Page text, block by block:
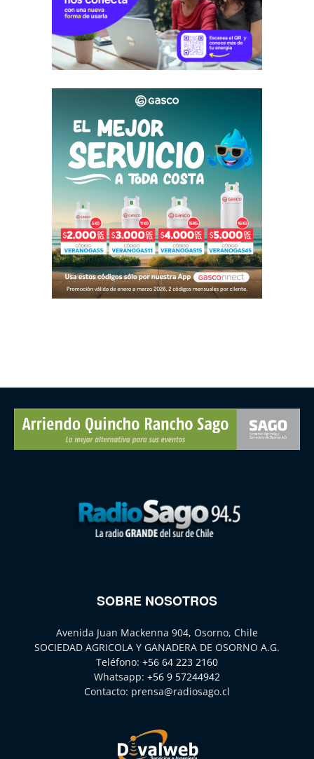
SOBRE NOSOTROS
Avenida Juan Mackenna 904, Osorno, Chile
SOCIEDAD AGRICOLA Y GANADERA DE OSORNO A.G.
Teléfono: +56 64 223 2160
Whatsapp: +56 9 57244942
Contacto: prensa@radiosago.cl